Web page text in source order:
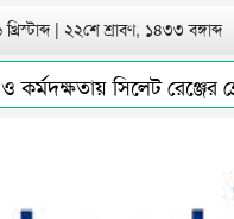
| ২২শে শ্রাবণ, ১৪৩৩ বঙ্গাব্দ
সিলেট রেঞ্জের
‘দি লিটল ফ্লাওয়ারস